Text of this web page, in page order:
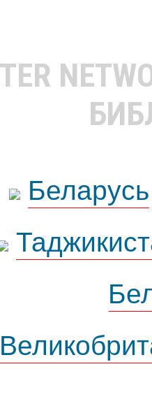
Беларусь